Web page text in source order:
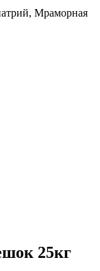
Мраморная
25кг